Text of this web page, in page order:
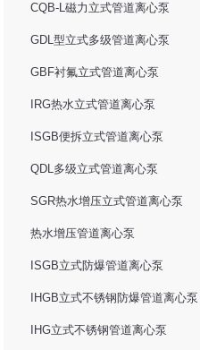
CQB-L磁力立式管道离心泵
GDL型立式多级管道离心泵
GBF衬氟立式管道离心泵
IRG热水立式管道离心泵
ISGB便拆立式管道离心泵
QDL多级立式管道离心泵
SGR热水增压立式管道离心泵
热水增压管道离心泵
ISGB立式防爆管道离心泵
IHGB立式不锈钢防爆管道离心泵
IHG立式不锈钢管道离心泵